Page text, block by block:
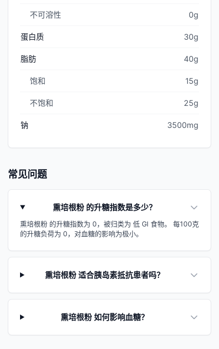
不可溶性 0g
蛋白质 30g
脂肪 40g
饱和 15g
不饱和 25g
钠 3500mg
常见问题
熏培根粉 的升糖指数是多少？
熏培根粉 的升糖指数为 0，被归类为 低 GI 食物。 每100克
的升糖负荷为 0，对血糖的影响为极小。
熏培根粉 适合胰岛素抵抗患者吗？
熏培根粉 如何影响血糖？